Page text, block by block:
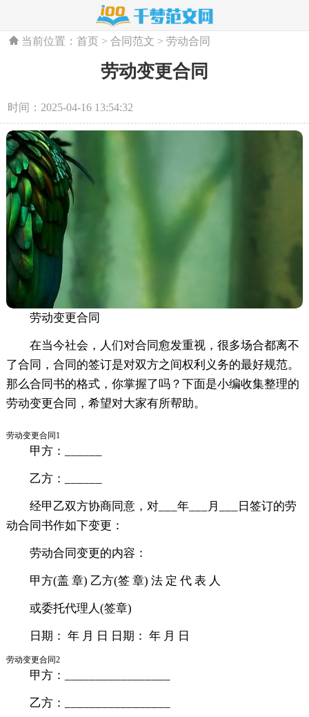
当前位置：首页 >合同范文 >劳动合同
劳动变更合同
时间：2025-04-16 13:54:32
劳动变更合同
在当今社会，人们对合同愈发重视，很多场合都离不
了合同，合同的签订是对双方之间权利义务的最好规范。
那么合同书的格式，你掌握了吗？下面是小编收集整理的
劳动变更合同，希望对大家有所帮助。
劳动变更合同1
甲方：______
乙方：______
经甲乙双方协商同意，对___年___月___日签订的劳
动合同书作如下变更：
劳动合同变更的内容：
甲方(盖 章) 乙方(签 章) 法 定 代 表 人
或委托代理人(签章)
日期： 年 月 日 日期： 年 月 日
劳动变更合同2
甲方：_________________
乙方：_________________